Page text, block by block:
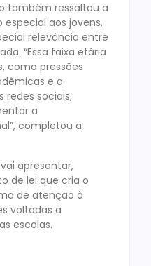
também ressaltou a
aos jovens.
relevância entre
“Essa faixa etária
como pressões
e a
redes sociais,
a
completou a
apresentar,
de lei que cria o
de atenção à
voltadas a
escolas.